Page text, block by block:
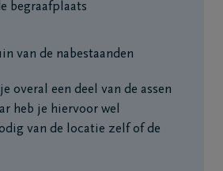
begraafplaats
van de nabestaanden
overal een deel van de assen
heb je hiervoor wel
van de locatie zelf of de